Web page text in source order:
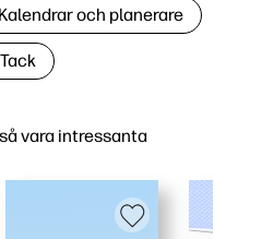
vara intressanta
Kalendrar och planerare
Tack